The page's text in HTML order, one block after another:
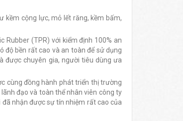
kềm cộng lực, mỏ lết răng, kềm bấm,
Rubber (TPR) với kiểm định 100% an
độ bền rất cao và an toàn để sử dụng
được chuyên gia, người tiêu dùng ưa
cùng đồng hành phát triển thị trường
đạo và toàn thể nhân viên công ty
đã nhận được sự tín nhiệm rất cao của